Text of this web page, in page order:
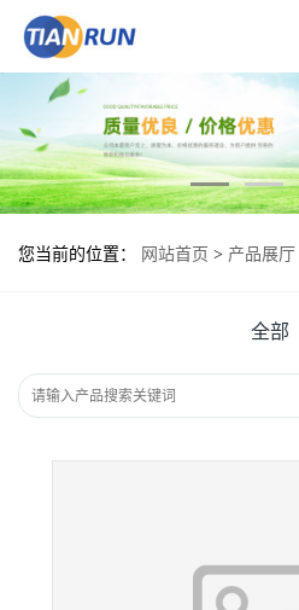
您当前的位置： 网站首页 > 产品展厅
全部